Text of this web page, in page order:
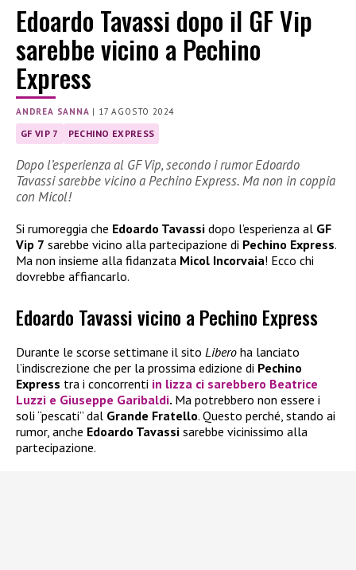
Edoardo Tavassi dopo il GF Vip
sarebbe vicino a Pechino
Express
ANDREA SANNA | 17 AGOSTO 2024
GF VIP 7 PECHINO EXPRESS
Dopo l’esperienza al GF Vip, secondo i rumor Edoardo
Tavassi sarebbe vicino a Pechino Express. Ma non in coppia
con Micol!
Si rumoreggia che Edoardo Tavassi dopo l’esperienza al GF
Vip 7 sarebbe vicino alla partecipazione di Pechino Express.
Ma non insieme alla fidanzata Micol Incorvaia! Ecco chi
dovrebbe affiancarlo.
Edoardo Tavassi vicino a Pechino Express
Durante le scorse settimane il sito Libero ha lanciato
l’indiscrezione che per la prossima edizione di Pechino
Express tra i concorrenti in lizza ci sarebbero Beatrice
Luzzi e Giuseppe Garibaldi. Ma potrebbero non essere i
soli “pescati” dal Grande Fratello. Questo perché, stando ai
rumor, anche Edoardo Tavassi sarebbe vicinissimo alla
partecipazione.